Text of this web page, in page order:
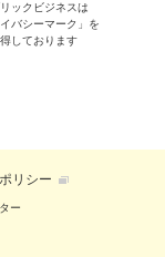
ックビジネスは
イバシーマーク」を
しております
リシー
ー